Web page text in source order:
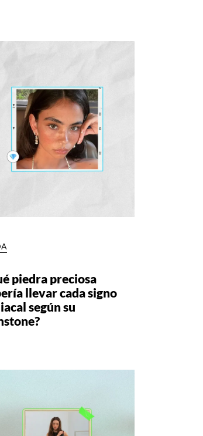
piedra preciosa
llevar cada signo
según su